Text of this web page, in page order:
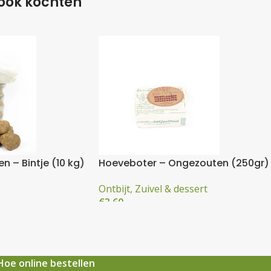
– Bintje (10 kg) Hoeveboter – Ongezouten (250gr)
Ontbijt, Zuivel & dessert
€3,60
online bestellen